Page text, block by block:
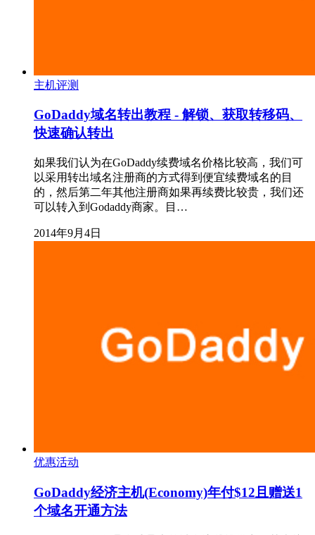
主机评测
GoDaddy域名转出教程 - 解锁、获取转移码、
快速确认转出
如果我们认为在GoDaddy续费域名价格比较高，我们可
以采用转出域名注册商的方式得到便宜续费域名的目
的，然后第二年其他注册商如果再续费比较贵，我们还
可以转入到Godaddy商家。目…
2014年9月4日
优惠活动
GoDaddy经济主机(Economy)年付$12且赠送1
个域名开通方法